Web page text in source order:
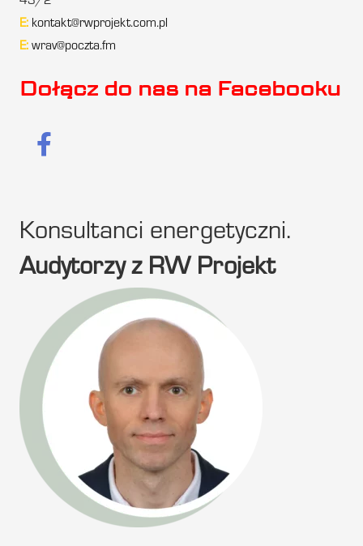
E: kontakt@rwprojekt.com.pl
E: wrav@poczta.fm
Dołącz do nas na Facebooku
Konsultanci energetyczni.
Audytorzy z RW Projekt